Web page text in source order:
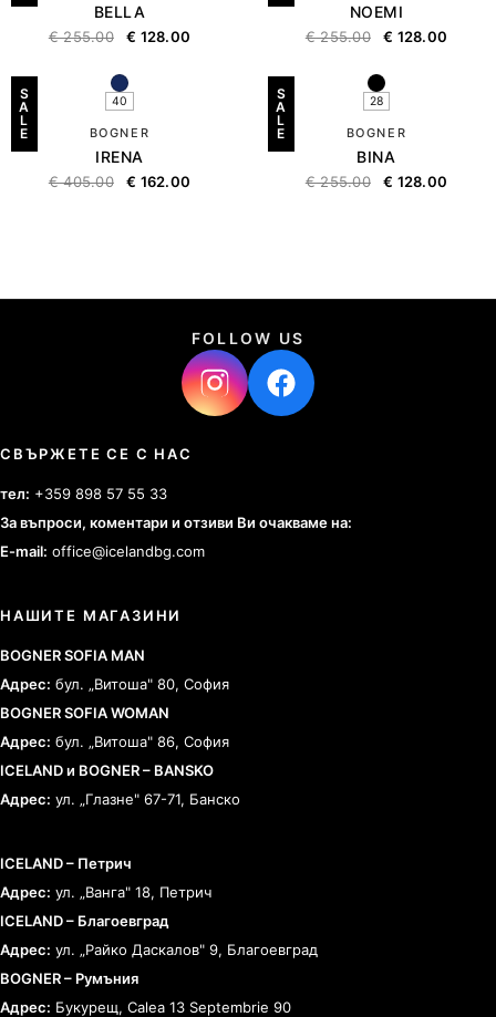
BELLA
€255.00 € 128.00
NOEMI
€255.00 € 128.00
S
A
L
E
40
BOGNER
IRENA
€405.00 € 162.00
S
A
L
E
28
BOGNER
BINA
€255.00 € 128.00
FOLLOW US
СВЪРЖЕТЕ СЕ С НАС
тел: +359 898 57 55 33
За въпроси, коментари и отзиви Ви очакваме на:
E-mail: office@icelandbg.com
НАШИТЕ МАГАЗИНИ
BOGNER SOFIA MAN
Адрес: бул. „Витоша" 80, София
BOGNER SOFIA WOMAN
Адрес: бул. „Витоша" 86, София
ICELAND и BOGNER – BANSKO
Адрес: ул. „Глазне" 67-71, Банско
ICELAND – Петрич
Адрес: ул. „Ванга" 18, Петрич
ICELAND – Благоевград
Адрес: ул. „Райко Даскалов" 9, Благоевград
BOGNER – Румъния
Адрес: Букурещ, Calea 13 Septembrie 90